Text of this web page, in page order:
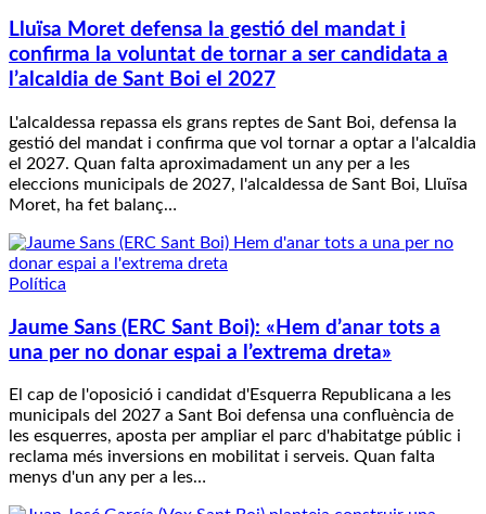
Lluïsa Moret defensa la gestió del mandat i
confirma la voluntat de tornar a ser candidata a
l’alcaldia de Sant Boi el 2027
L'alcaldessa repassa els grans reptes de Sant Boi, defensa la
gestió del mandat i confirma que vol tornar a optar a l'alcaldia
el 2027. Quan falta aproximadament un any per a les
eleccions municipals de 2027, l'alcaldessa de Sant Boi, Lluïsa
Moret, ha fet balanç…
Política
Jaume Sans (ERC Sant Boi): «Hem d’anar tots a
una per no donar espai a l’extrema dreta»
El cap de l'oposició i candidat d'Esquerra Republicana a les
municipals del 2027 a Sant Boi defensa una confluència de
les esquerres, aposta per ampliar el parc d'habitatge públic i
reclama més inversions en mobilitat i serveis. Quan falta
menys d'un any per a les…